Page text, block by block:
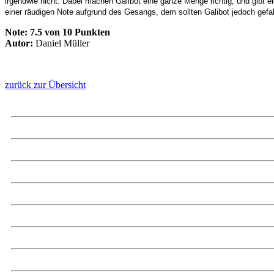
einer räudigen Note aufgrund des Gesangs, dem sollten Galibot jedoch
Note: 7.5 von 10 Punkten
Autor: Daniel Müller
zurück zur Übersicht